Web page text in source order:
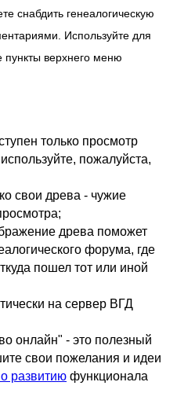
снабдить генеалогическую
Используйте для
пункты верхнего меню
только просмотр
пожалуйста,
свои древа - чужие
древа поможет
форума, где
пошел тот или иной
на сервер ВГД
онлайн" - это полезный
свои пожелания и идеи
развитию функционала